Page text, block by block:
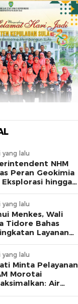
yang lalu
NHM
Peran Geokimia
hingga
MGEI-SC UNG
yang lalu
Menkes, Wali
Tidore Bahas
Layanan
yang lalu
Minta Pelayanan
Morotai
Air